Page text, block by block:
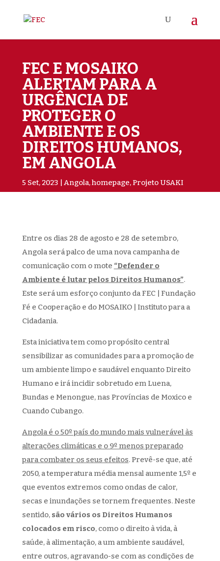
FEC E MOSAIKO
ALERTAM PARA A
URGÊNCIA DE
PROTEGER O
AMBIENTE E OS
DIREITOS HUMANOS,
EM ANGOLA
5 Set, 2023 Angola,homepage,Projeto USAKI
Entre os dias 28 de agosto e 28 de setembro,
Angola será palco de uma nova campanha de
comunicação com o mote “Defender o
Ambiente é lutar pelos Direitos Humanos”.
Este será um esforço conjunto da FEC | Fundação
Fé e Cooperação e do MOSAIKO | Instituto para a
Cidadania.
Esta iniciativa tem como propósito central
sensibilizar as comunidades para a promoção de
um ambiente limpo e saudável enquanto Direito
Humano e irá incidir sobretudo em Luena,
Bundas e Menongue, nas Províncias de Moxico e
Cuando Cubango.
Angola é o 50º país do mundo mais vulnerável às
alterações climáticas e o 9º menos preparado
para combater os seus efeitos. Prevê-se que, até
2050, a temperatura média mensal aumente 1,5º e
que eventos extremos como ondas de calor,
secas e inundações se tornem frequentes. Neste
sentido, são vários os Direitos Humanos
colocados em risco, como o direito à vida, à
saúde, à alimentação, a um ambiente saudável,
entre outros, agravando-se com as condições de